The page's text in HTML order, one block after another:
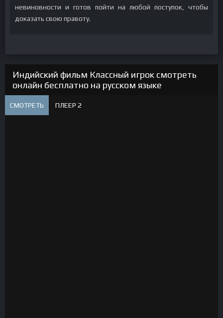
невиновности и готов пойти на любой поступок, чтобы
доказать свою правоту.
Индийский фильм Классный игрок смотреть
онлайн бесплатно на русском языке
СМОТРЕТЬ ПЛЕЕР 2